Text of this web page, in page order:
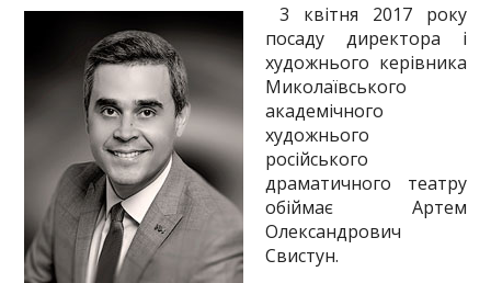
3 квітня 2017 року
посаду директора і
художнього керівника
Миколаївського
академічного
художнього
російського
драматичного театру
обіймає Артем
Олександрович
Свистун.